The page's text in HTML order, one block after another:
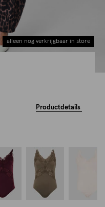
alleen nog verkrijgbaar in store
Productdetails